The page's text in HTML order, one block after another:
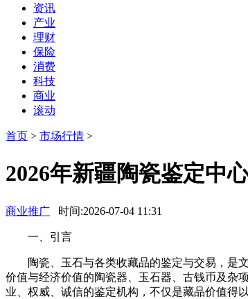
资讯
产业
理财
保险
消费
科技
商业
滚动
首页 > 市场行情 >
2026年新疆陶瓷鉴定中
商业推广 时间:2026-07-04 11:31
一、引言
陶瓷、玉石与各类收藏品的鉴定与交易，是文
价值与经济价值的陶瓷器、玉石器、古钱币及杂
业、权威、诚信的鉴定机构，不仅是藏品价值得